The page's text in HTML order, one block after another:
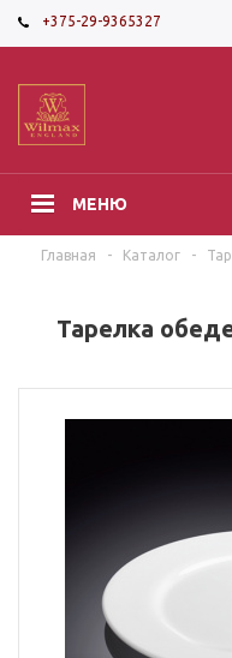
+375-29-9365327
МЕНЮ
Главная - Каталог -
Тарелка